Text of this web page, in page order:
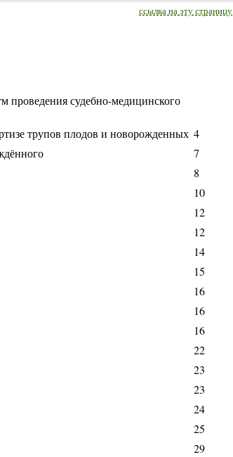
ссылка на эту страницу
проведения судебно-медицинского
трупов плодов и новорожденных 4
7
8
10
12
12
14
15
16
16
16
22
23
23
24
25
29